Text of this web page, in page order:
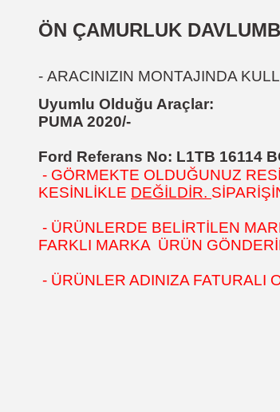
ÖN ÇAMURLUK
- ARACINIZIN MONTAJINDA
Uyumlu Olduğu Araçlar:
PUMA 2020/-
Ford Referans No: L1TB 16114
- GÖRMEKTE OLDUĞUNUZ
KESİNLİKLE DEĞİLDİR.
- ÜRÜNLERDE BELİRTİLEN
FARKLI MARKA ÜRÜN
- ÜRÜNLER ADINIZA FATURALI